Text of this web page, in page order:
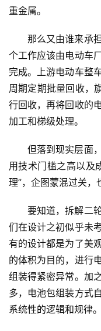
业
G
人
工
智
能
科
讯
创
投
纪
重金属。
那么又由谁来承
个工作应该由电动车
完成。上游电动车整
周期定期批量回收，
行回收，再将回收的
加工和梯级处理。
但落到现实层面
用技术门槛之高以及
理”，企图蒙混过关，
要知道，拆解二
们在设计之初似乎未
有的设计都是为了美
的体积为目的，进行
组装得紧密异常。加
多，电池包组装方式
系统性的逻辑和规律。